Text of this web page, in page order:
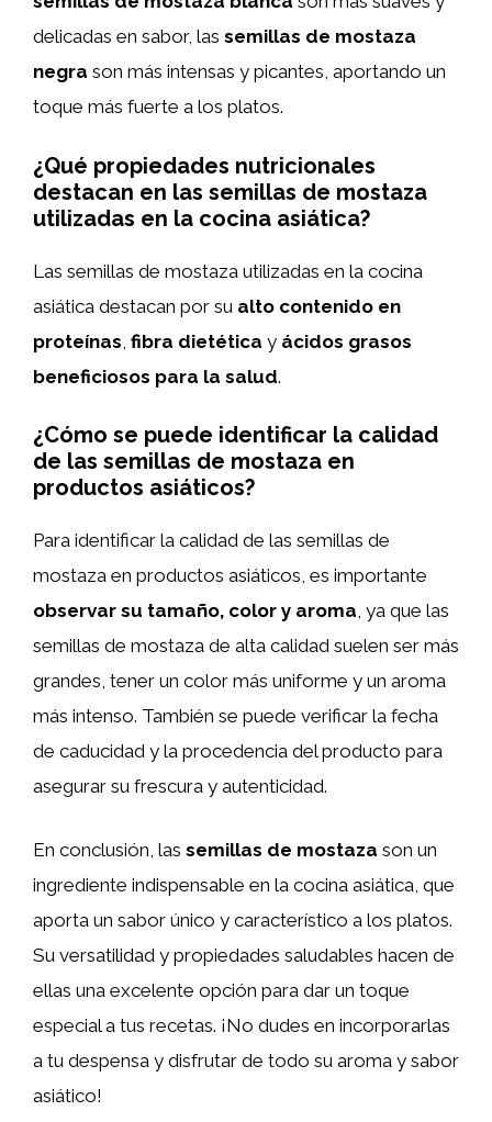
delicadas en sabor, las semillas de mostaza
negra son más intensas y picantes, aportando un
toque más fuerte a los platos.
¿Qué propiedades nutricionales
destacan en las semillas de mostaza
utilizadas en la cocina asiática?
Las semillas de mostaza utilizadas en la cocina
asiática destacan por su alto contenido en
proteínas fibra dietética y ácidos grasos
beneficiosos para la salud.
¿Cómo se puede identificar la calidad
de las semillas de mostaza en
productos asiáticos?
Para identificar la calidad de las semillas de
mostaza en productos asiáticos, es importante
observar su tamaño, color y aroma, ya que las
semillas de mostaza de alta calidad suelen ser más
grandes, tener un color más uniforme y un aroma
más intenso. También se puede verificar la fecha
de caducidad y la procedencia del producto para
asegurar su frescura y autenticidad.
En conclusión, las semillas de mostaza son un
ingrediente indispensable en la cocina asiática, que
aporta un sabor único y característico a los platos.
Su versatilidad y propiedades saludables hacen de
ellas una excelente opción para dar un toque
especial a tus recetas. ¡No dudes en incorporarlas
a tu despensa y disfrutar de todo su aroma y sabor
asiático!